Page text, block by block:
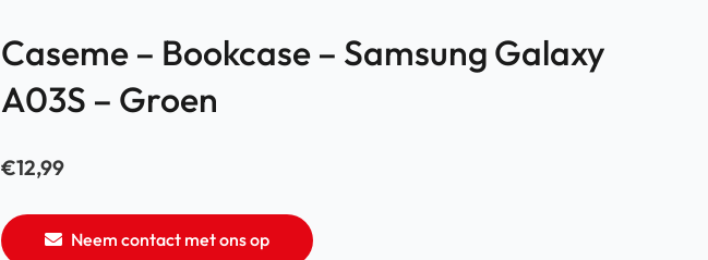
Caseme – Bookcase – Samsung Galaxy
A03S – Groen
€12,99
Neem contact met ons op